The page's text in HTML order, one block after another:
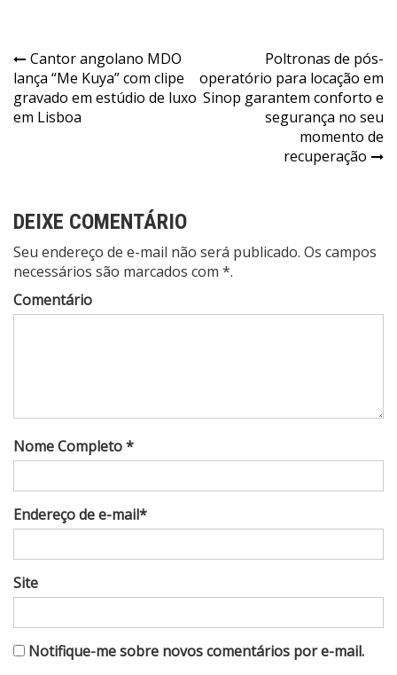
Navegação
de
Post
Cantor angolano MDO
lança “Me Kuya” com clipe
gravado em estúdio de luxo
em Lisboa
Poltronas de pós-
operatório para locação em
Sinop garantem conforto e
segurança no seu
momento de
recuperação
DEIXE COMENTÁRIO
Seu endereço de e-mail não será publicado. Os campos
necessários são marcados com *.
Comentário
Nome Completo *
Endereço de e-mail*
Site
Notifique-me sobre novos comentários por e-mail.